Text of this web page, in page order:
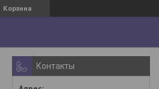
Корзина
Контакты